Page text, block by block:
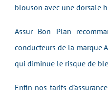
blouson avec une dorsale
Assur Bon Plan
conducteurs de la marque
qui diminue le risque de
Enfin nos tarifs